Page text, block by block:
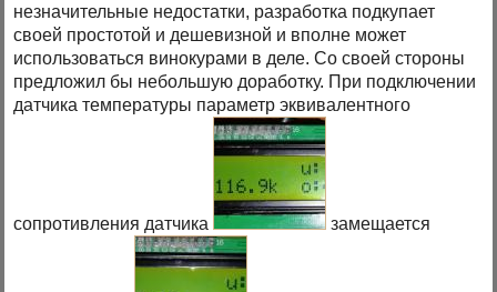
незначительные недостатки, разработка подкупает
своей простотой и дешевизной и вполне может
использоваться винокурами в деле. Со своей стороны
предложил бы небольшую доработку. При подключении
датчика температуры параметр эквивалентного
сопротивления датчика замещается